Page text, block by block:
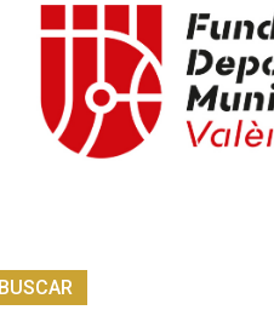
BUSCAR